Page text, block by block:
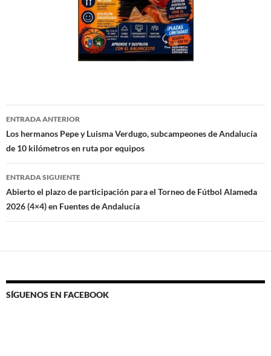
Navegación
de
entradas
ENTRADA ANTERIOR
Los hermanos Pepe y Luisma Verdugo, subcampeones de Andalucía
de 10 kilómetros en ruta por equipos
ENTRADA SIGUIENTE
Abierto el plazo de participación para el Torneo de Fútbol Alameda
2026 (4×4) en Fuentes de Andalucía
SÍGUENOS EN FACEBOOK